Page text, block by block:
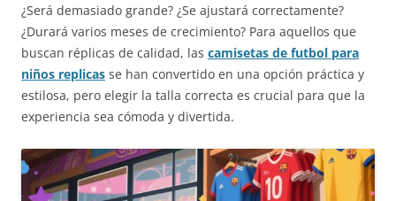
¿Será demasiado grande? ¿Se ajustará correctamente?
¿Durará varios meses de crecimiento? Para aquellos que
buscan réplicas de calidad, las camisetas de futbol para
niños replicas se han convertido en una opción práctica y
estilosa, pero elegir la talla correcta es crucial para que la
experiencia sea cómoda y divertida.